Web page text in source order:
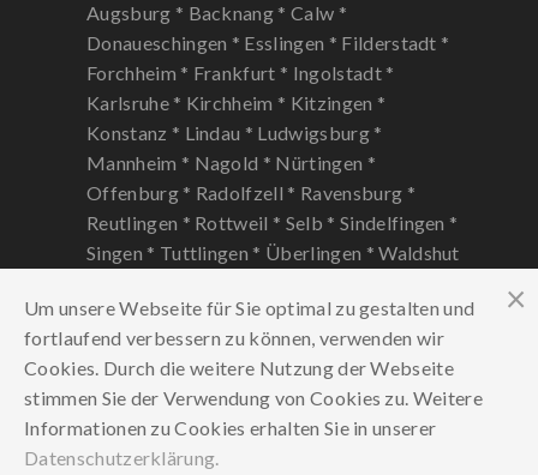
Augsburg * Backnang *Calw *
Donaueschingen * Esslingen * Filderstadt *
Forchheim * Frankfurt * Ingolstadt *
Karlsruhe * Kirchheim * Kitzingen *
Konstanz * Lindau * Ludwigsburg *
Mannheim * Nagold * Nürtingen *
Offenburg * Radolfzell * Ravensburg *
Reutlingen * Rottweil * Selb * Sindelfingen *
Singen * Tuttlingen * Überlingen *Waldshut
Um unsere Webseite für Sie optimal zu gestalten und
fortlaufend verbessern zu können, verwenden wir
Cookies. Durch die weitere Nutzung der Webseite
stimmen Sie der Verwendung von Cookies zu. Weitere
Informationen zu Cookies erhalten Sie in unserer
Datenschutzerklärung.